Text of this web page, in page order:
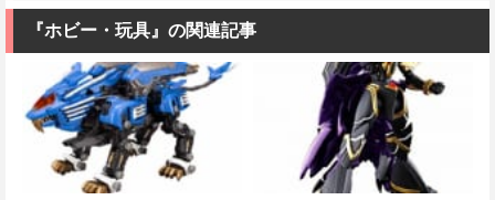
アリアル 1/100
スケール 色分
け済みプラモ
デル
価格：¥4,180
ケール 全高約
175mm
価格：¥8,820
みプラモデル
『ホビー・玩具』の関連記事